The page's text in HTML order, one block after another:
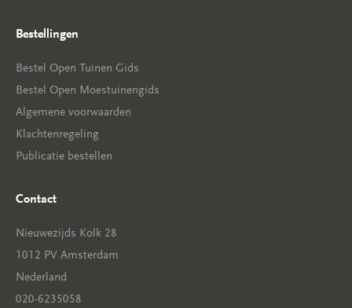
Bestellingen
Bestel Open Tuinen Gids
Bestel Open Moestuinengids
Algemene voorwaarden
Klachtenregeling
Publicatie bestellen
Contact
Nieuwezijds Kolk 28
1012 PV Amsterdam
Nederland
020-6235058